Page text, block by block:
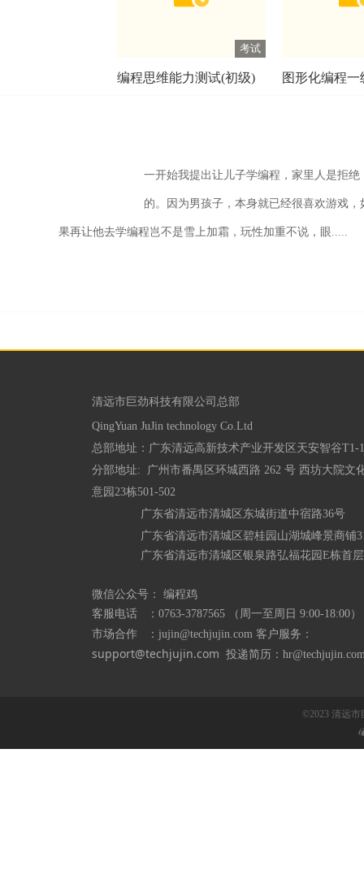
考试
编程思维能力测试(初级) 图形化编程一
一开始我提出让儿子学编程，家里人是拒绝
的。因为男孩子，本身就已经很喜欢游戏，
果再让他去学编程岂不是雪上加霜，玩性加重不说，眼.....
清远市巨劲科技有限公司总部
QingYuan JuJin technology Co.Ltd
总部地址：广东清远高新技术产业开发区天安智谷T1-
分部地址:  广州市番禺区环城西路 262 号 西坊大院文
意园23栋501-502
广东省清远市清城区碧桂园山湖城峰景商
               广东省清远市清城区银泉路弘福花园E栋首层
微信公众号： 编程鸡
客服电话   ：0763-3787565 （周一至周日 9:00-18:00）
市场合作   ：jujin@techjujin.com 客户服务：
support@techjujin.com 投递简历：
©2023 清远市